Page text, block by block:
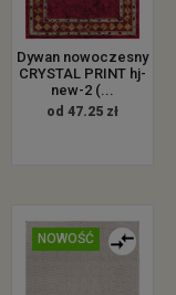
Dywan nowoczesny
CRYSTAL PRINT hj-
new-2 (...
od 47.25 zł
NOWOŚĆ